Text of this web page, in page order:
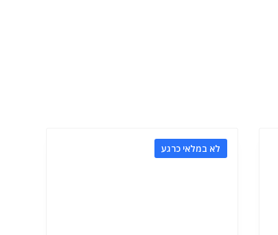
לא במלאי כרגע